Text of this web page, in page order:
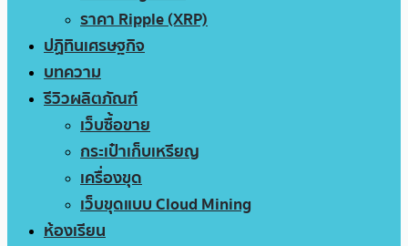
ราคา Ripple (XRP)
ปฏิทินเศรษฐกิจ
บทความ
รีวิวผลิตภัณฑ์
เว็บซื้อขาย
กระเป๋าเก็บเหรียญ
เครื่องขุด
เว็บขุดแบบ Cloud Mining
ห้องเรียน